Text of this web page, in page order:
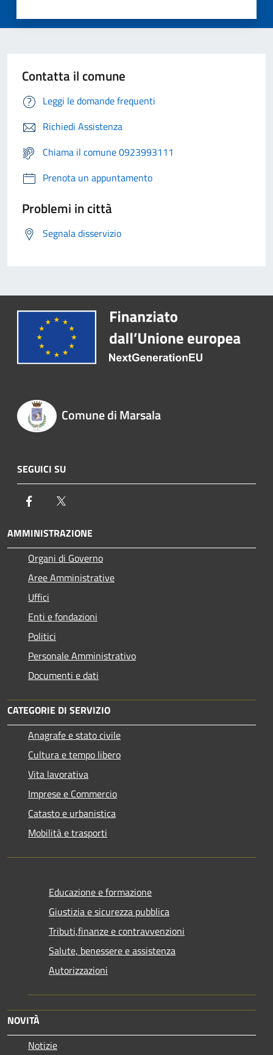
Contatta il comune
Leggi le domande frequenti
Richiedi Assistenza
Chiama il comune 0923993111
Prenota un appuntamento
Problemi in città
Segnala disservizio
Comune di Marsala
SEGUICI SU
Facebook
AMMINISTRAZIONE
Organi di Governo
Aree Amministrative
Uffici
Enti e fondazioni
Politici
Personale Amministrativo
Documenti e dati
CATEGORIE DI SERVIZIO
Anagrafe e stato civile
Cultura e tempo libero
Vita lavorativa
Imprese e Commercio
Catasto e urbanistica
Mobilità e trasporti
Educazione e formazione
Giustizia e sicurezza pubblica
Tributi,finanze e contravvenzioni
Salute, benessere e assistenza
Autorizzazioni
NOVITÀ
Notizie